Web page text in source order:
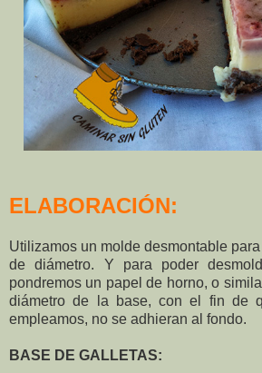
ELABORACIÓN:
Utilizamos un molde desmontable
de diámetro. Y para poder
pondremos un papel de horno, o
diámetro de la base, con el fin de
empleamos, no se adhieran al fondo.
BASE DE GALLETAS: